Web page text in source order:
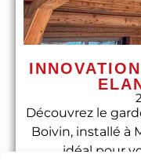
Découvrez le
Boivin, installé à
idéal pour